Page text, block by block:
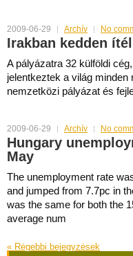
2009-06-29 Archív No
Irakban kedden
A pályázatra 32 külföldi
jelentkeztek a világ
nemzetközi pályázat és
2009-06-29 Archív No
Hungary
May
The unemployment rate
and jumped from 7.7pc in
was the same for both the
average num
« Rėgebbi bejegyzėsek